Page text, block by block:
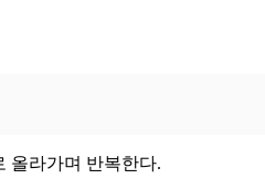
올라가며 반복한다.